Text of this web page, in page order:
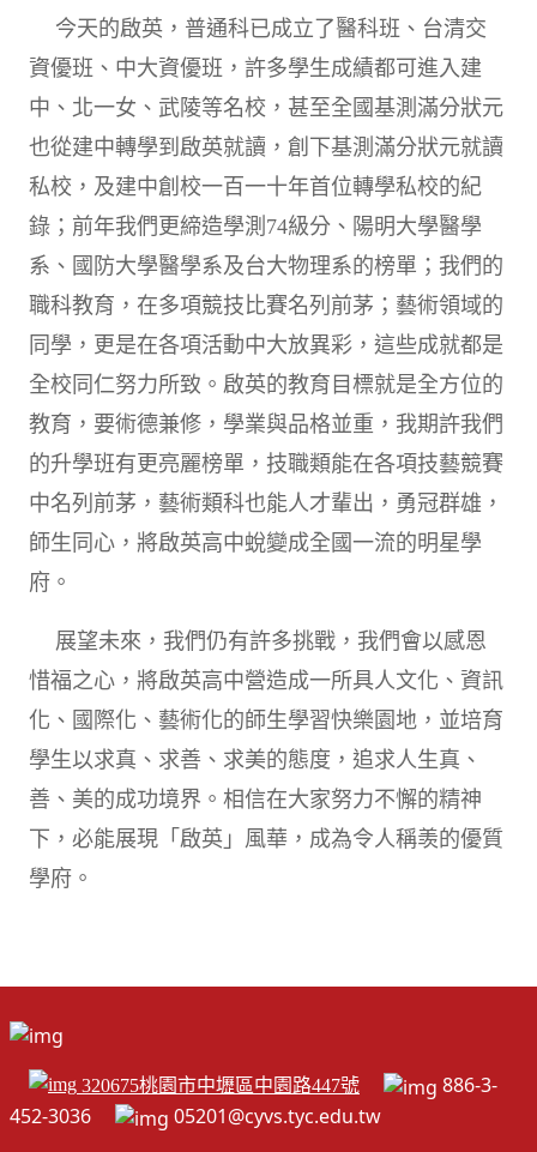
今天的啟英，普通科已成立了醫科班、台清交
資優班、中大資優班，許多學生成績都可進入建
中、北一女、武陵等名校，甚至全國基測滿分狀元
也從建中轉學到啟英就讀，創下基測滿分狀元就讀
私校，及建中創校一百一十年首位轉學私校的紀
錄；前年我們更締造學測74級分、陽明大學醫學
系、國防大學醫學系及台大物理系的榜單；我們的
職科教育，在多項競技比賽名列前茅；藝術領域的
同學，更是在各項活動中大放異彩，這些成就都是
全校同仁努力所致。啟英的教育目標就是全方位的
教育，要術德兼修，學業與品格並重，我期許我們
的升學班有更亮麗榜單，技職類能在各項技藝競賽
中名列前茅，藝術類科也能人才輩出，勇冠群雄，
師生同心，將啟英高中蛻變成全國一流的明星學
府。
展望未來，我們仍有許多挑戰，我們會以感恩
惜福之心，將啟英高中營造成一所具人文化、資訊
化、國際化、藝術化的師生學習快樂園地，並培育
學生以求真、求善、求美的態度，追求人生真、
善、美的成功境界。相信在大家努力不懈的精神
下，必能展現「啟英」風華，成為令人稱羡的優質
學府。
320675桃園市中壢區中園路447號
886-3-
452-3036
05201@cyvs.tyc.edu.tw